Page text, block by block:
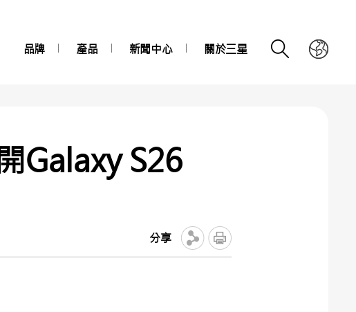
品牌 產品 新聞中心 關於三星
Galaxy S26
分享